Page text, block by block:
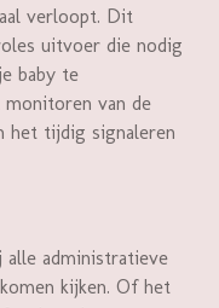
verloopt. Dit
uitvoer die nodig
baby te
van de
het tijdig signaleren
alle administratieve
kijken. Of het